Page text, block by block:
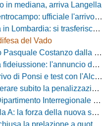
in mediana, arriva Langella
ufficiale l'arrivo di Bilal Khamlich
si trasferisce in Serie D
del Vado
Costanzo dalla Paganese
della società e le ragioni dello slittamento
di Ponsi e test con l'Alcione
saremo camaleontici»
il tabellone, ecco i nuovi abbinamenti
societa e il progetto di Alessandro Gaucci